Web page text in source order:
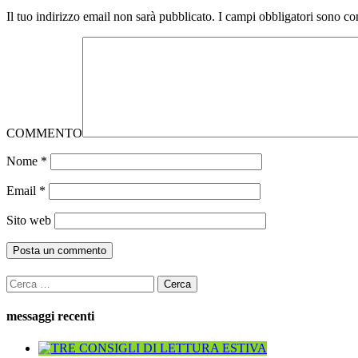
Il tuo indirizzo email non sarà pubblicato. I campi obbligatori sono
COMMENTO
Nome *
Email *
Sito web
Ricerca
per:
messaggi recenti